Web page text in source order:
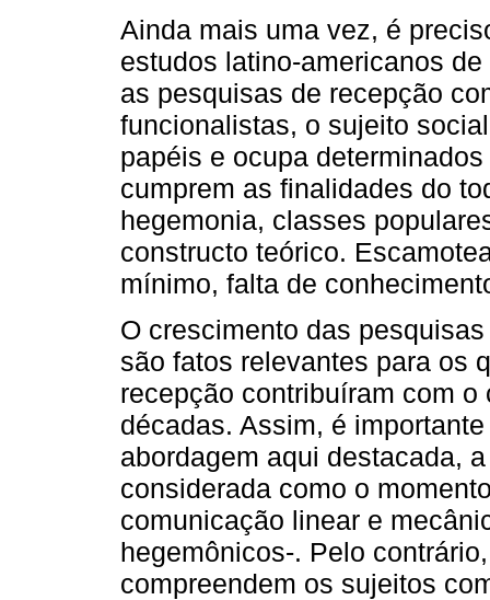
Ainda mais uma vez, é
estudos latino-americanos
as pesquisas de recepção
funcionalistas, o sujeito
papéis e ocupa
cumprem as finalidades do
hegemonia, classes
constructo teórico.
mínimo, falta de
O crescimento das
são fatos relevantes para os
recepção contribuíram com
décadas. Assim, é
abordagem aqui destacada,
considerada como o
comunicação linear e
hegemônicos-. Pelo
compreendem os sujeitos